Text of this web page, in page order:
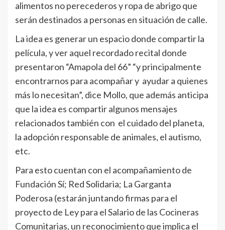
alimentos no perecederos y ropa de abrigo que
serán destinados a personas en situación de calle.
La idea es generar un espacio donde compartir la
película, y ver aquel recordado recital donde
presentaron “Amapola del 66” “y principalmente
encontrarnos para acompañar y ayudar a quienes
más lo necesitan”, dice Mollo, que además anticipa
que la idea es compartir algunos mensajes
relacionados también con el cuidado del planeta,
la adopción responsable de animales, el autismo,
etc.
Para esto cuentan con el acompañamiento de
Fundación Sí; Red Solidaria; La Garganta
Poderosa (estarán juntando firmas para el
proyecto de Ley para el Salario de las Cocineras
Comunitarias, un reconocimiento que implica el